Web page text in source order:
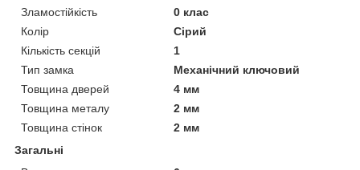
Зламостійкість
0 клас
Колір
Сірий
Кількість секцій
1
Тип замка
Механічний ключовий
Товщина дверей
4 мм
Товщина металу
2 мм
Товщина стінок
2 мм
Загальні